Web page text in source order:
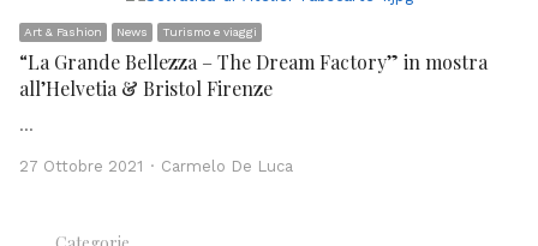
Art & Fashion News Turismo e viaggi
“La Grande Bellezza – The Dream Factory” in mostra
all’Helvetia & Bristol Firenze
…
27 Ottobre 2021 Author
Carmelo De Luca